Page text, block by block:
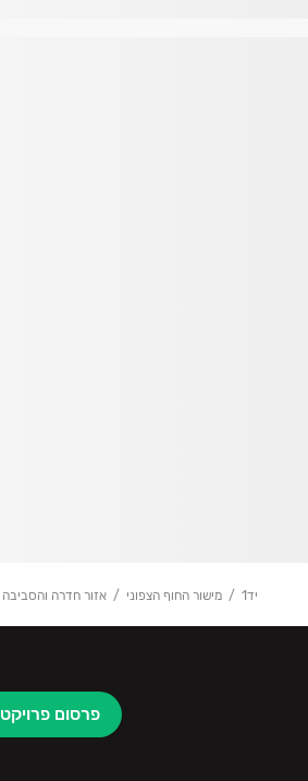
יד1 מישור החוף הצפוני אזור חדרה והסביבה
פרסום פרויקט